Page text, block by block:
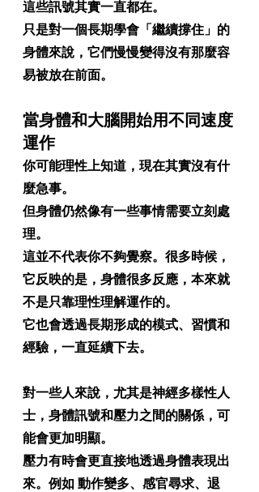
這些訊號其實一直都在。
只是對一個長期學會「繼續撐住」的
身體來說，它們慢慢變得沒有那麼容
易被放在前面。
當身體和大腦開始用不同速度
運作
你可能理性上知道，現在其實沒有什
麼急事。
但身體仍然像有一些事情需要立刻處
理。
這並不代表你不夠覺察。很多時候，
它反映的是，身體很多反應，本來就
不是只靠理性理解運作的。
它也會透過長期形成的模式、習慣和
經驗，一直延續下去。
對一些人來說，尤其是神經多樣性人
士，身體訊號和壓力之間的關係，可
能會更加明顯。
壓力有時會更直接地透過身體表現出
來。例如 動作變多、感官尋求、退